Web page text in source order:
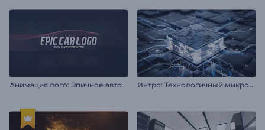
Анимация лого: Эпичное авто И
нтро: Технологичный микрочип